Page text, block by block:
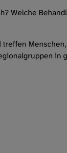
Welche
in